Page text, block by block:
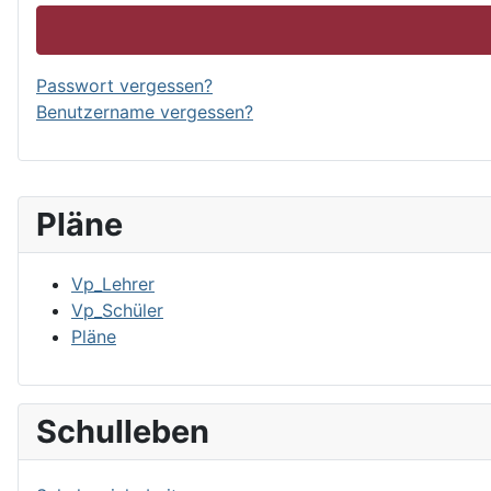
Pläne
Vp_Lehrer
Vp_Schüler
Pläne
Schulleben
Passwort vergessen?
Benutzername vergessen?